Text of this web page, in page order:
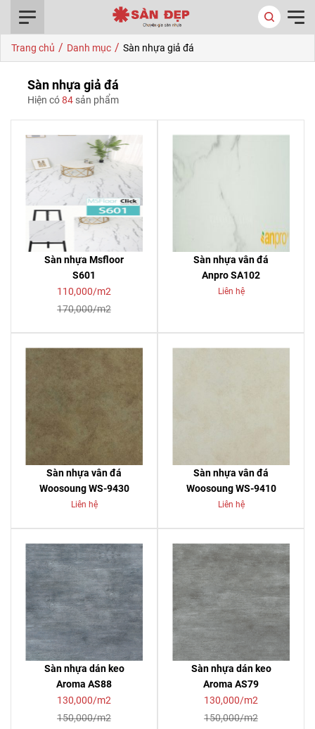
Trang chủ / Danh mục / Sàn nhựa giả đá
Sàn nhựa giả đá
Hiện có84 sản phẩm
Sàn nhựa Msfloor
S601
110,000/m2
170,000/m2
Sàn nhựa vân đá
Anpro SA102
Liên hệ
Sàn nhựa vân đá
Woosoung WS-9430
Liên hệ
Sàn nhựa vân đá
Woosoung WS-9410
Liên hệ
Sàn nhựa dán keo
Aroma AS88
130,000/m2
150,000/m2
Sàn nhựa dán keo
Aroma AS79
130,000/m2
150,000/m2